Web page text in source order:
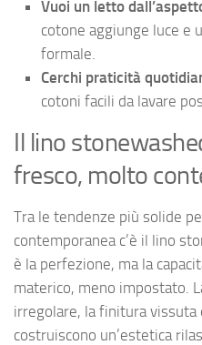
Vuoi un letto
cotone aggiunge luce e
formale.
Cerchi praticità
cotoni facili da lavare
Il lino
fresco, molto
Tra le tendenze più solide
contemporanea c’è il lino
è la perfezione, ma la
materico, meno impostato.
irregolare, la finitura vissuta
costruiscono un’estetica